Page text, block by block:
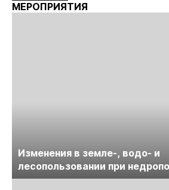
МЕРОПРИЯТИЯ
Изменения в земле-, водо- и
лесопользовании при
обсудят на семинаре